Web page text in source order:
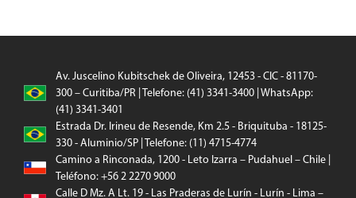
Av. Juscelino Kubitschek de Oliveira, 12453 - CIC - 81170-
300 – Curitiba/PR | Telefone: (41) 3341-3400 | WhatsApp:
(41) 3341-3401
Estrada Dr. Irineu de Resende, Km 2.5 - Briquituba - 18125-
330 - Aluminio/SP | Telefone: (11) 4715-4774
Camino a Rinconada, 1200 - Leto Izarra – Pudahuel – Chile |
Teléfono: +56 2 2270 9000
Calle D Mz. A Lt. 19 - Las Praderas de Lurín - Lurín - Lima –